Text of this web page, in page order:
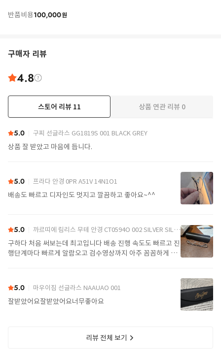
반품비용100,000원
구매자 리뷰
4.8
스토어 리뷰 11 상품 연관 리뷰 0
5.0 구찌 선글라스 GG1819S 001 BLACK GREY
상품 잘 받았고 마음에 듭니다.
5.0 프라다 안경 0PR A51V 14N1O1
배송도 빠르고 디자인도 멋지고 깔끔하고 좋아요~^^
5.0 까르띠에 림리스 무테 안경 CT0594O 002 SILVER SILVER TRANSPARENT
구하다 처음 써보는데 최고입니다 배송 진행 속도도 빠르고 진
행단계마다 빠르게 알람오고 검수영상까지 아주 꼼꼼하게 찍
5.0 마우이짐 선글라스 NAAUAO 001
잘받았어요잘받았어요너무좋아요
리뷰 전체 보기